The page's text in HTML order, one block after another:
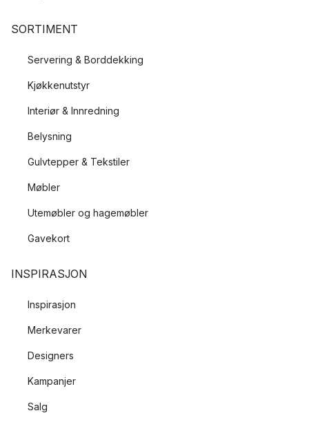
SORTIMENT
Servering & Borddekking
Kjøkkenutstyr
Interiør & Innredning
Belysning
Gulvtepper & Tekstiler
Møbler
Utemøbler og hagemøbler
Gavekort
INSPIRASJON
Inspirasjon
Merkevarer
Designers
Kampanjer
Salg